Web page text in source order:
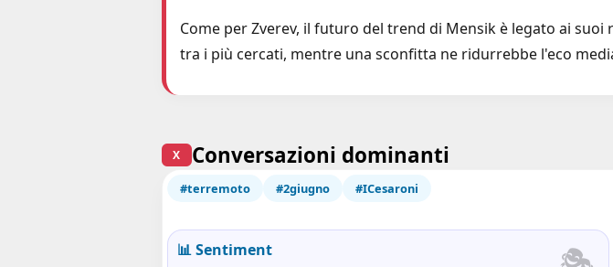
Come per Zverev, il futuro del trend di Mensik è legato ai
tra i più cercati, mentre una sconfitta ne ridurrebbe l'eco
X Conversazioni dominanti
#terremoto #2giugno #ICesaroni
📊 Sentiment